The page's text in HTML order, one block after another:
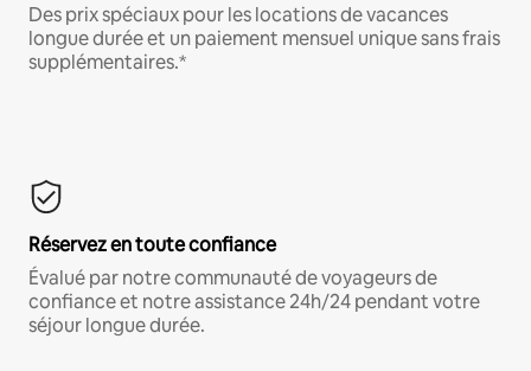
Des prix spéciaux pour les locations de vacances
longue durée et un paiement mensuel unique sans frais
supplémentaires.*
Réservez en toute confiance
Évalué par notre communauté de voyageurs de
confiance et notre assistance 24h/24 pendant votre
séjour longue durée.